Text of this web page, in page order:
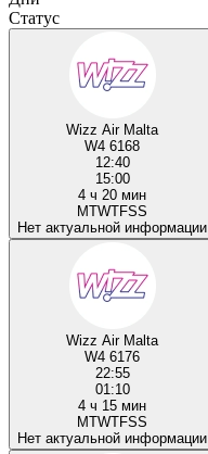
Статус
Wizz Air Malta
W4 6168
12:40
15:00
4 ч 20 мин
MTWTFSS
Нет актуальной информации
Wizz Air Malta
W4 6176
22:55
01:10
4 ч 15 мин
MTWTFSS
Нет актуальной информации